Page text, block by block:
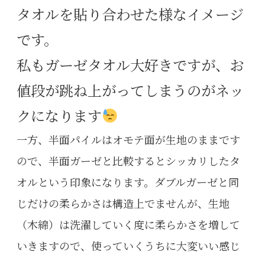
タオルを貼り合わせた様なイメージ
です。
私もガーゼタオル大好きですが、お
値段が跳ね上がってしまうのがネッ
クになります
一方、半面パイルはオモテ面が生地のままです
ので、半面ガーゼと比較するとシッカリしたタ
オルという印象になります。ダブルガーゼと同
じだけの柔らかさは構造上でませんが、生地
（木綿）は洗濯していく度に柔らかさを増して
いきますので、使っていくうちに大変いい感じ